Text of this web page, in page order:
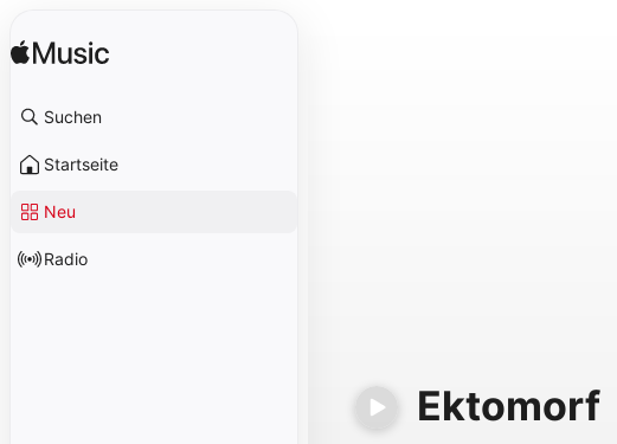
Suchen
Startseite
Neu
Radio
Ektomorf